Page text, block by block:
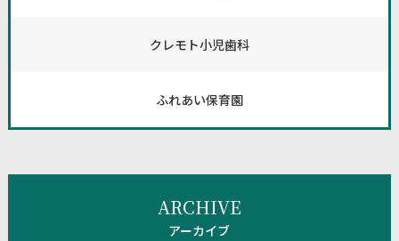
クレモト小児歯科
ふれあい保育園
ARCHIVE
アーカイブ